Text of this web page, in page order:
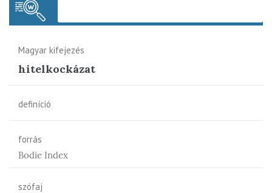
Magyar kifejezés
hitelkockázat
definíció
forrás
Bodie Index
szófaj